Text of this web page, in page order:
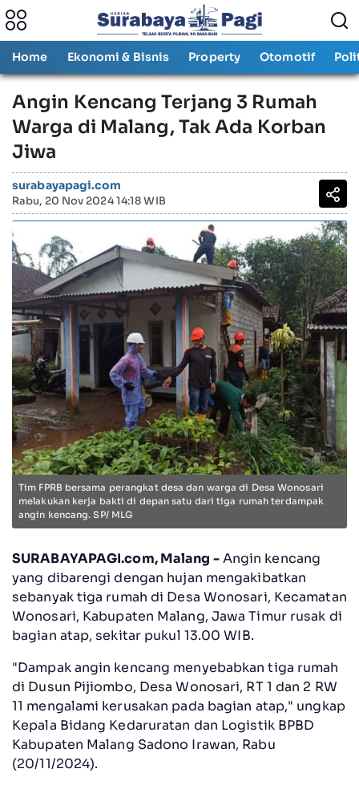
Home Ekonomi & Bisnis Property Otomotif
Angin Kencang Terjang 3 Rumah
Warga di Malang, Tak Ada Korban
Jiwa
surabayapagi.com
Rabu, 20 Nov 2024 14:18 WIB
Tim FPRB bersama perangkat desa dan warga di Desa Wonosari
melakukan kerja bakti di depan satu dari tiga rumah terdampak
angin kencang. SP/ MLG
SURABAYAPAGI.com, Malang -Angin kencang
yang dibarengi dengan hujan mengakibatkan
sebanyak tiga rumah di Desa Wonosari, Kecamatan
Wonosari, Kabupaten Malang, Jawa Timur rusak di
bagian atap, sekitar pukul 13.00 WIB.
"Dampak angin kencang menyebabkan tiga rumah
di Dusun Pijiombo, Desa Wonosari, RT 1 dan 2 RW
11 mengalami kerusakan pada bagian atap," ungkap
Kepala Bidang Kedaruratan dan Logistik BPBD
Kabupaten Malang Sadono Irawan, Rabu
(20/11/2024).